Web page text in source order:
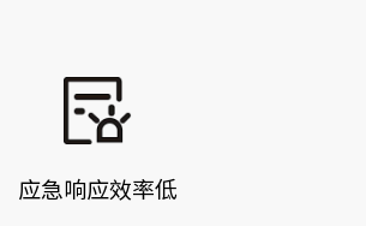
应急响应效率低